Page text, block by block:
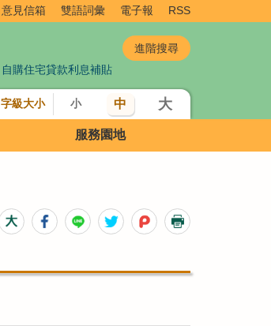
意見信箱 雙語詞彙 電子報 RSS
自購住宅貸款利息補貼
字級大小 小 中 大
服務園地